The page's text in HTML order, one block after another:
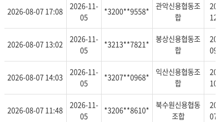
2026-08-07 17:08
2026-11-
05
*3200**9558*
관악신용협동조
합
2026-08-07 13:02
2026-11-
05
*3213**7821*
봉상신용협동조
합
2026-08-07 14:03
2026-11-
05
*3207**0968*
익산신용협동조
합
2026-08-07 11:48
2026-11-
05
*3206**8610*
북수원신용협동
조합